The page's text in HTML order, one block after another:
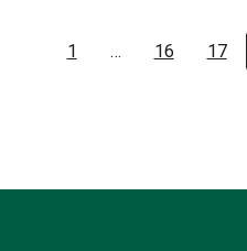
1 … 16 17